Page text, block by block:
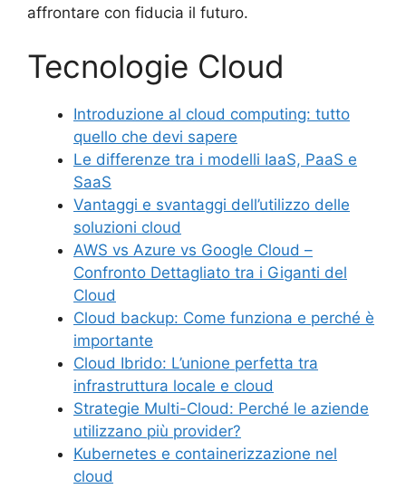
affrontare con fiducia il futuro.
Tecnologie Cloud
Introduzione al cloud computing: tutto
quello che devi sapere
Le differenze tra i modelli IaaS, PaaS e
SaaS
Vantaggi e svantaggi dell’utilizzo delle
soluzioni cloud
AWS vs Azure vs Google Cloud –
Confronto Dettagliato tra i Giganti del
Cloud
Cloud backup: Come funziona e perché è
importante
Cloud Ibrido: L’unione perfetta tra
infrastruttura locale e cloud
Strategie Multi-Cloud: Perché le aziende
utilizzano più provider?
Kubernetes e containerizzazione nel
cloud